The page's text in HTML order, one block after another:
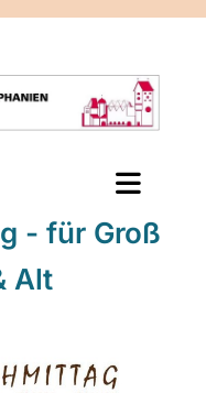
- für Groß
Alt